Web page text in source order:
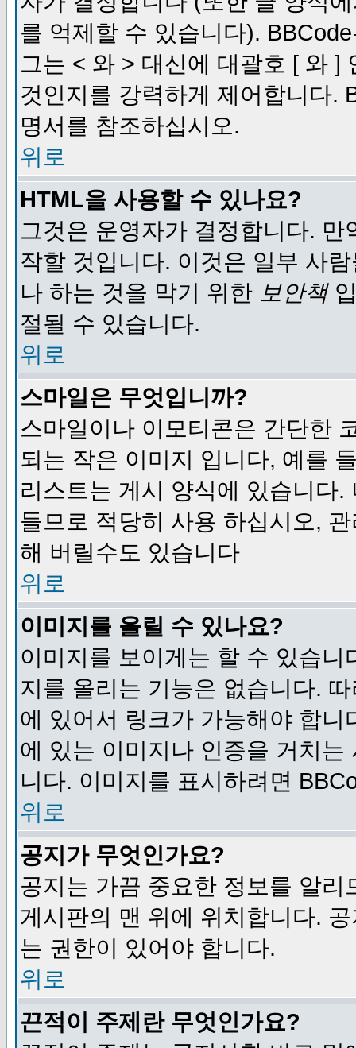
를 억제할 수 있습니다).
그는 < 와 > 대신에 대괄호 [ 와 ]
것인지를 강력하게 제어합니다.
명서를 참조하십시오.
위로
HTML을 사용할 수 있나요?
그것은 운영자가 결정합니다.
작할 것입니다. 이것은 일부 사
나 하는 것을 막기 위한 보안책
절될 수 있습니다.
위로
스마일은 무엇입니까?
스마일이나 이모티콘은 간단한
되는 작은 이미지 입니다, 예를
리스트는 게시 양식에 있습니다
들므로 적당히 사용 하십시오,
해 버릴수도 있습니다
위로
이미지를 올릴 수 있나요?
이미지를 보이게는 할 수 있습
지를 올리는 기능은 없습니다.
에 있어서 링크가 가능해야 합
에 있는 이미지나 인증을 거치
니다. 이미지를 표시하려면
위로
공지가 무엇인가요?
공지는 가끔 중요한 정보를 알
게시판의 맨 위에 위치합니다.
는 권한이 있어야 합니다.
위로
끈적이 주제란 무엇인가요?